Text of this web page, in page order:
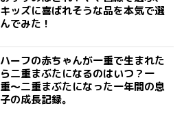
キッズに喜ばれそうな品を本気で選
んでみた！
ハーフの赤ちゃんが一重で生まれた
ら二重まぶたになるのはいつ？一
重〜二重まぶたになった一年間の息
子の成長記録。